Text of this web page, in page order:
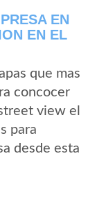
EN
EN EL
que mas
concocer
view el
para
desde esta